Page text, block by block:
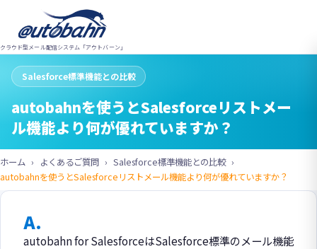
クラウド型メール配信システム「アウトバーン」
Salesforce標準機能との比較
autobahnを使うとSalesforceリストメー
ル機能より何が優れていますか？
ホーム よくあるご質問
Salesforce標準機能との比較
autobahnを使うとSalesforceリストメール機能より何が優れていますか？
A.
autobahn for SalesforceはSalesforce標準のメール機能